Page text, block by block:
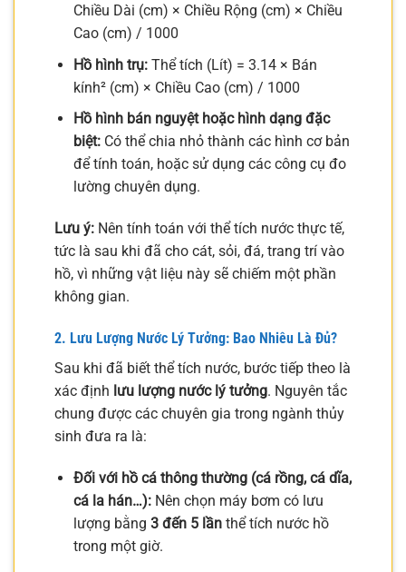
Chiều Dài (cm) × Chiều Rộng (cm) × Chiều
Cao (cm) / 1000
Hồ hình trụ:Thể tích (Lít) = 3.14 × Bán
kính² (cm) × Chiều Cao (cm) / 1000
Hồ hình bán nguyệt hoặc hình dạng đặc
biệt:Có thể chia nhỏ thành các hình cơ bản
để tính toán, hoặc sử dụng các công cụ đo
lường chuyên dụng.
Lưu ý: Nên tính toán với thể tích nước thực tế,
tức là sau khi đã cho cát, sỏi, đá, trang trí vào
hồ, vì những vật liệu này sẽ chiếm một phần
không gian.
2. Lưu Lượng Nước Lý Tưởng: Bao Nhiêu Là Đủ?
Sau khi đã biết thể tích nước, bước tiếp theo là
xác định lưu lượng nước lý tưởng. Nguyên tắc
chung được các chuyên gia trong ngành thủy
sinh đưa ra là:
Đối với hồ cá thông thường (cá rồng, cá dĩa,
cá la hán…):Nên chọn máy bơm có lưu
lượng bằng 3 đến 5 lầnthể tích nước hồ
trong một giờ.